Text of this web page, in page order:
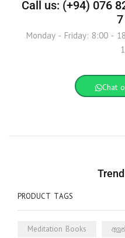
Call us: (+94) 076
Monday - Friday: 8:00 -
Chat
PRODUCT TAGS
Meditation Books